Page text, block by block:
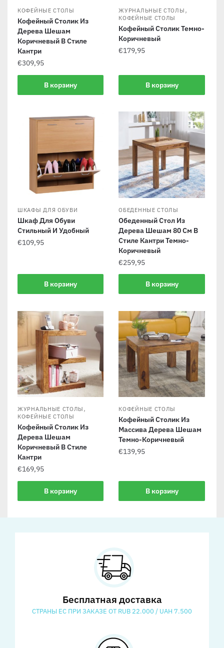
КОФЕЙНЫЕ СТОЛЫ
Кофейный Столик Из
Дерева Шешам
Коричневый В Стиле
Кантри
€309,95
В корзину
ЖУРНАЛЬНЫЕ СТОЛЫ ,
КОФЕЙНЫЕ СТОЛЫ
Кофейный Столик Темно-
Коричневый
€179,95
В корзину
ШКАФЫ ДЛЯ ОБУВИ
Шкаф Для Обуви
Стильный И Удобный
€109,95
В корзину
ОБЕДЕННЫЕ СТОЛЫ
Обеденный Стол Из
Дерева Шешам 80 См В
Стиле Кантри Темно-
Коричневый
€259,95
В корзину
ЖУРНАЛЬНЫЕ СТОЛЫ ,
КОФЕЙНЫЕ СТОЛЫ
Кофейный Столик Из
Дерева Шешам
Коричневый В Стиле
Кантри
€169,95
В корзину
КОФЕЙНЫЕ СТОЛЫ
Кофейный Столик Из
Массива Дерева Шешам
Темно-Коричневый
€139,95
В корзину
Бесплатная доставка
СТРАНЫ ЕС ПРИ ЗАКАЗЕ ОТ RUB 22.000 / UAH 7.500